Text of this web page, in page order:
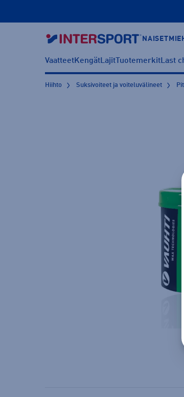
NAISET
VaatteetKengätLajitTuotemerkitLast
Hiihto Suksivoiteet ja voiteluvälineet